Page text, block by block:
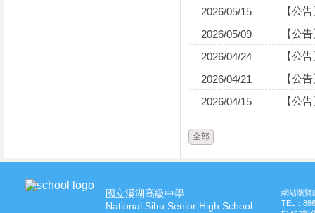
2026/05/15
【公
2026/05/09
【公
2026/04/24
【公
2026/04/21
【公
2026/04/15
【公
全部
國立溪湖高級中學
National Sihu Senior High School
網站瀏覽
TEL：